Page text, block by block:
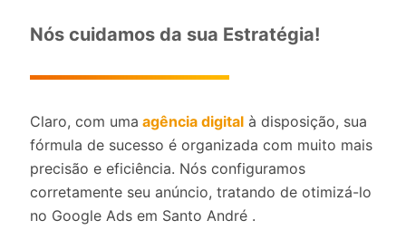
Nós cuidamos da sua Estratégia!
Claro, com uma agência digital à disposição, sua
fórmula de sucesso é organizada com muito mais
precisão e eficiência. Nós configuramos
corretamente seu anúncio, tratando de otimizá-lo
no Google Ads em Santo André .